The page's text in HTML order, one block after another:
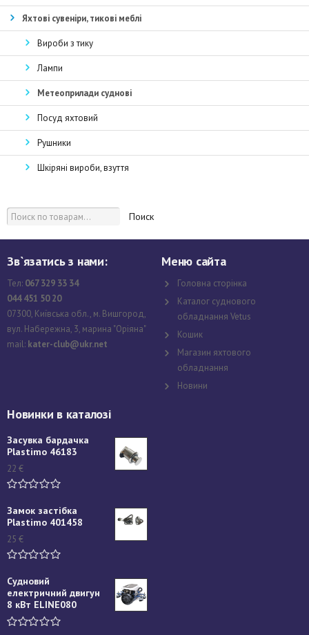
Яхтові сувеніри, тикові меблі
Вироби з тику
Лампи
Метеоприлади суднові
Посуд яхтовий
Рушники
Шкіряні вироби, взуття
Поиск
Зв`язатись з нами:
Тел: 067 329 33 34
044 451 50 20
07300, Київська обл., м. Вишгород,
вул. Набережна, 3, марина "Оріяна"
mail: kater-club@ukr.net
Меню сайта
Головна сторінка
Каталог суднового
обладнання Vetus
Кошик
Магазин яхтового
обладнання
Новини
Новинки в каталозі
Засувка бардачка
Plastimo 46183
22 €
Замок застібка
Plastimo 401458
25 €
Судновий
електричний двигун
8 кВт ELINE080